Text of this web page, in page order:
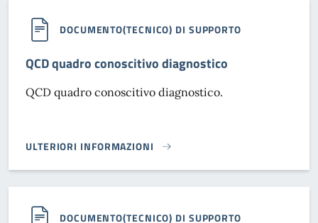
DOCUMENTO(TECNICO) DI SUPPORTO
QCD quadro conoscitivo diagnostico
QCD quadro conoscitivo diagnostico.
ULTERIORI INFORMAZIONI
QCD QUADRO CONOSCITIVO DIAGNOSTICO}
DOCUMENTO(TECNICO) DI SUPPORTO